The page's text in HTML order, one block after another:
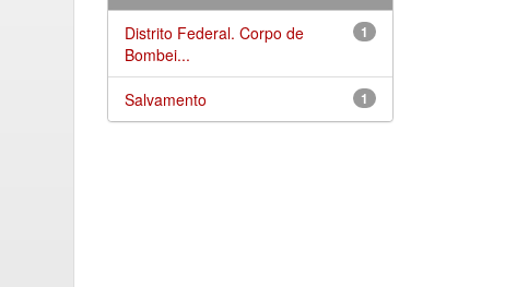
1
Distrito Federal. Corpo de
Bombei...
1
Salvamento